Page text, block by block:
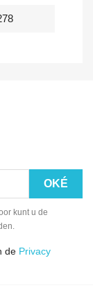
kunt u de
de Privacy